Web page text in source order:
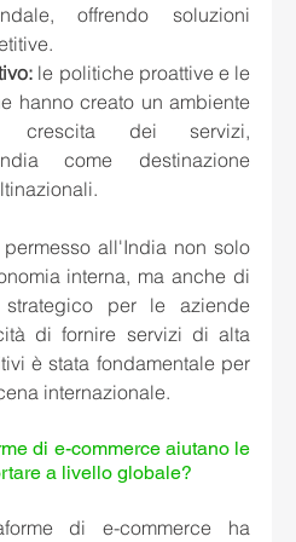
offrendo soluzioni
le politiche proattive e le
hanno creato un ambiente
crescita dei servizi,
come destinazione
all'India non solo
interna, ma anche di
per le aziende
di fornire servizi di alta
è stata fondamentale per
internazionale.
di e-commerce aiutano le
a livello globale?
di e-commerce ha